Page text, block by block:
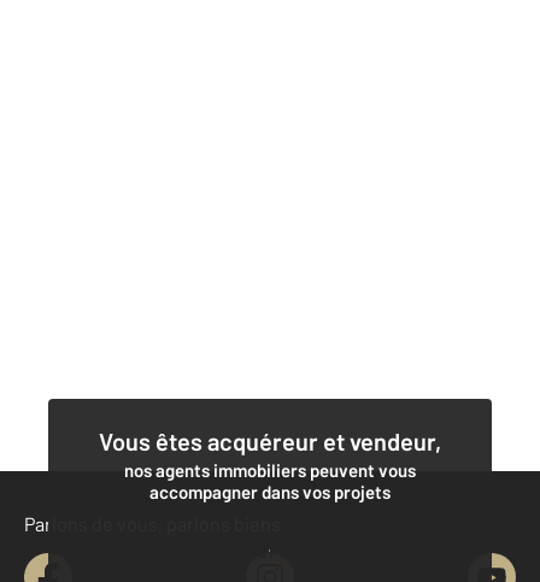
Vous êtes acquéreur et vendeur,
nos agents immobiliers peuvent vous
accompagner dans vos projets
Contacter l'agence
Parlons de vous, parlons biens